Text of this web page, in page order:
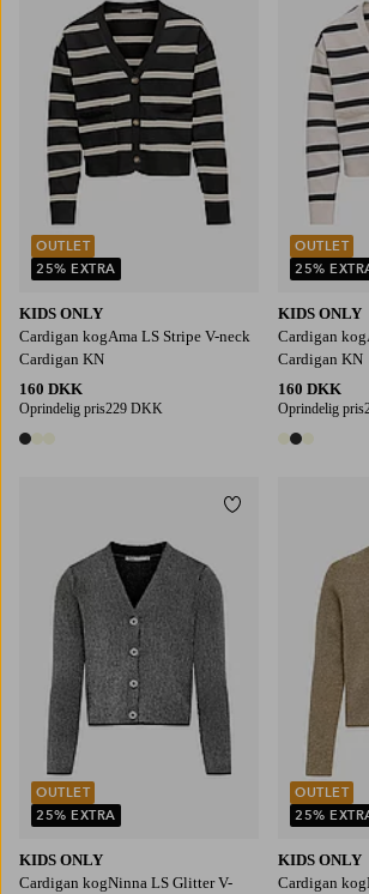
KIDS ONLY
Cardigan kogAma LS Stripe V-neck
Cardigan KN
160 DKK
Oprindelig pris229 DKK
3 farver
OUTLET
25% EXTRA
122/128134/140 146-152
KIDS ONLY
Cardigan
Cardigan KN
160 DKK
Oprindelig pris
3 farver
OUTLET
25%
122/
KIDS ONLY
Cardigan kogNinna LS Glitter V-
OUTLET
25% EXTRA
Tilføj til favoritter
122/128134/140146-152
KIDS ONLY
Cardigan
OUTLET
25%
122/128